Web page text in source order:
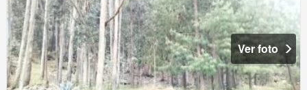
Ver foto